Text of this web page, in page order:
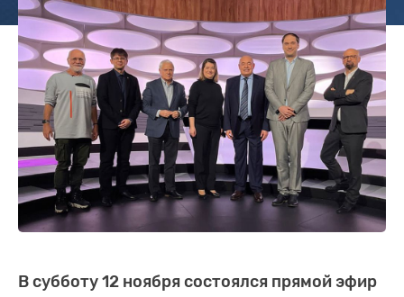
В субботу 12 ноября состоялся прямой эфир